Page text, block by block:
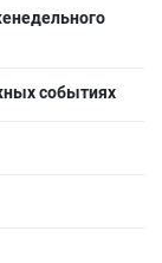
событиях